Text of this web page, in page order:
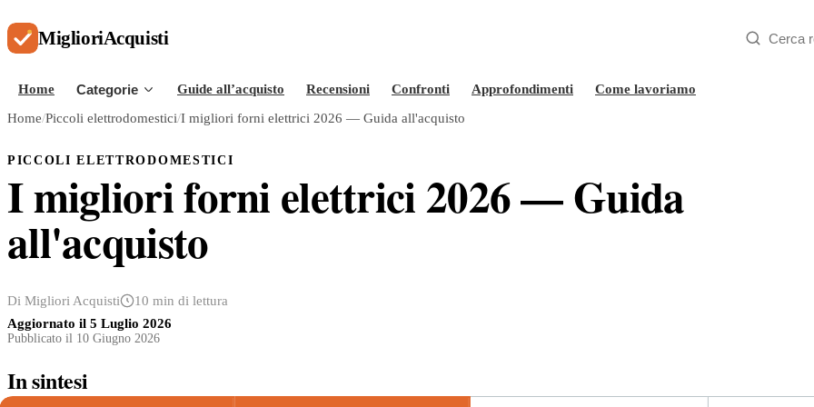
MiglioriAcquisti
Home Categorie Guide all’acquisto Recensioni Confronti Approfondimenti Come lavoriamo
Home/Piccoli elettrodomestici/I migliori forni elettrici 2026 — Guida all'acquisto
PICCOLI ELETTRODOMESTICI
I migliori forni elettrici 2026 — Guida
all'acquisto
Di Migliori Acquisti
10 min di lettura
Aggiornato il 5 Luglio 2026
Pubblicato il 10 Giugno 2026
In sintesi